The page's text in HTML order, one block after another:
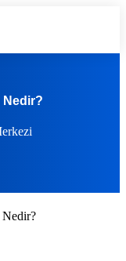
Nedir?